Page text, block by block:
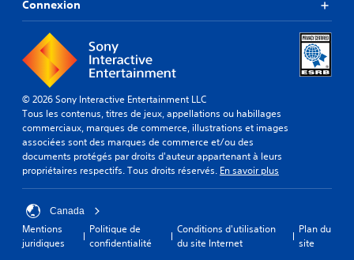
Connexion
© 2026 Sony Interactive Entertainment LLC
Tous les contenus, titres de jeux, appellations ou habillages
commerciaux, marques de commerce, illustrations et images
associées sont des marques de commerce et/ou des
documents protégés par droits d'auteur appartenant à leurs
propriétaires respectifs. Tous droits réservés. En savoir plus
Canada
Mentions
juridiques
Politique de
confidentialité
Conditions d'utilisation
du site Internet
Plan du
site